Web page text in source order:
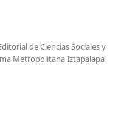
de Ciencias Sociales y
Metropolitana Iztapalapa